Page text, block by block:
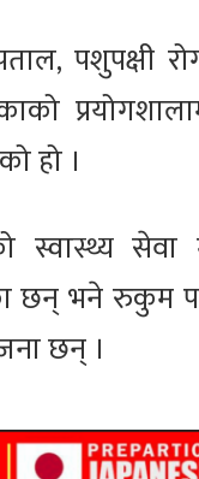
पशुपक्षी
हो ।
स्वास्थ्य
छन् भने रुकुम
छन् ।